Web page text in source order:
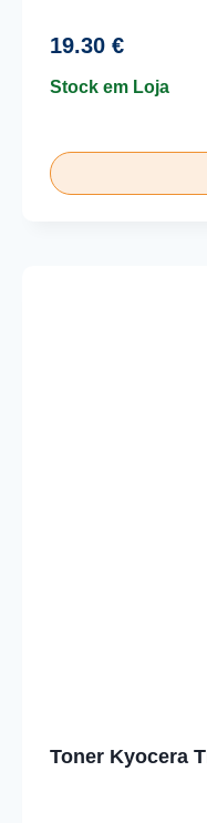
19.30 €
Stock em Loja
Toner Kyocera